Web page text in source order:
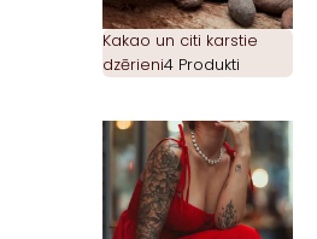
Kakao un citi karstie
dzērieni4 Produkti